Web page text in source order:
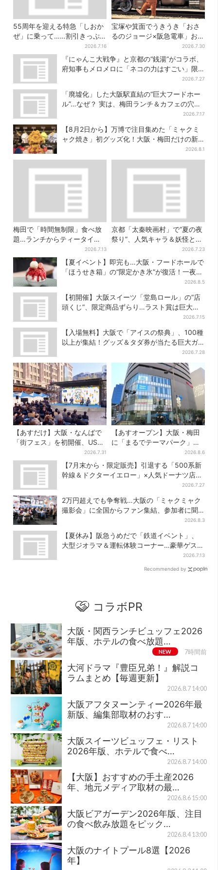
55周年を迎える特急「しおか
ぜ」に乗って……割引きっぷ
で、松山・道後温泉と南予を
満喫【大阪から愛媛へおトク
旅】
2026.7.16
宝塚や箕面でうきうき「おさ
るのジョージ×阪急電車」お披
露目！マルーンの制服で神
戸・宝塚・京都各線に添乗
2026.7.30
『にゃんこ大戦争』と京都の“銭湯”がコラボ、
府知事もメロメロに「ネコの力はすごい」限
2026.7.27
「廃墟化」した大阪駅直結の“巨大フードホー
ル”…なぜ？ 実は、梅田ランチ＆カフェの穴場
2026.7.17
【8月2日から】万博で注目集めた「ミャクミ
ャク焼き」初グッズ化！大阪・梅田だけの新
2026.8.1
梅田で「時間無制限」食べ放
題…ランチからティータイム
までノンストップで約60種を
満喫
2026.7.13
京都「太秦映画村」で“夏の夜
祭り”、人気キャラ＆妖怪と盆
踊り…最恐お化け屋敷もリニ
ューアル
2026.7.23
【夏イベント】即完も…大阪・フードホールで
「ほうせき箱」の“限定かき氷”が復活！一夜限
2026.8.5
【初開催】大阪スイーツ「堂島ロール」の“店
頭くじ”、限定商品ずらり…ラスト賞は巨大ル
2026.7.15
【入場無料】大阪で「アイスの祭典」、100種
以上が集結！グッズ＆タダ券が当たる巨大ガ
2026.7.28
【あすだけ】大阪・なんばで
「街フェス」を初開催、USJ
ステージ＆豪華ゲストのトー
クショーも！参加無料で
2026.7.31
【あすオープン】大阪・梅田
に「まるでテーマパーク」な
巨大スポーツ店、461ブラン
ド集結！ 6フロアをまとめて
紹介
2026.8.6
【7月末から・限定販売】引退する「500系新
幹線＆ドクターイエロー」×人気ドーナツ店が
2026.7.27
2万円超えでも争奪戦…大阪の「ミャクミャク
撮影会」に全国からファン集結、参加者に聞
2026.8.3
【夏休み】阪急うめだで「鉄道イベント」、
大型ジオラマ＆運転体験コーナー…豪華ゲスト
2026.7.13
Recommended by
コラボPR
大阪・関西ランチビュッフェ2026
年版、ホテルの食べ放題…
NEW 7時間前
大河ドラマ『豊臣兄弟！』解説コ
ラムまとめ【毎週更新】
2026.8.7 14:00
大阪アフタヌーンティー2026年最
新版、編集部取材のおす…
2026.8.7 14:00
大阪スイーツビュッフェ・リスト
2026年版、ホテルで食べ…
2026.8.7 14:00
【大阪】おすすめの手土産2026
年、地元メディア取材の最…
2026.8.6 15:00
大阪ビアガーデン2026年版、注目
の食べ飲み放題をピック…
2026.8.4 13:00
大阪のナイトプール8選【2026
年】